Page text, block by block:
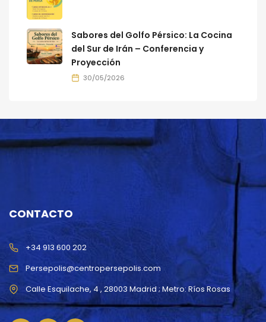
Sabores del Golfo Pérsico: La Cocina
del Sur de Irán – Conferencia y
Proyección
30/05/2026
CONTACTO
Persepolis@centropersepolis.com
+34 913 600 202